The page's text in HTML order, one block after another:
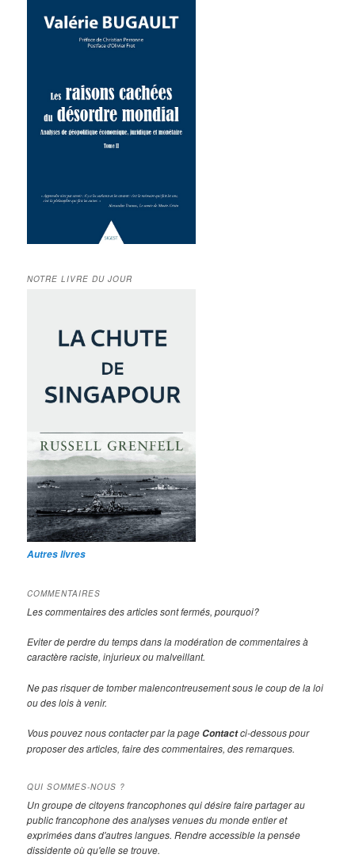
NOTRE LIVRE DU JOUR
Autres livres
COMMENTAIRES
Les commentaires des articles sont fermés, pourquoi?
Eviter de perdre du temps dans la modération de commentaires à
caractère raciste, injurieux ou malveillant.
Ne pas risquer de tomber malencontreusement sous le coup de la loi
ou des lois à venir.
Vous pouvez nous contacter par la page Contactci-dessous pour
proposer des articles, faire des commentaires, des remarques.
QUI SOMMES-NOUS ?
Un groupe de citoyens francophones qui désire faire partager au
public francophone des analyses venues du monde entier et
exprimées dans d'autres langues. Rendre accessible la pensée
dissidente où qu'elle se trouve.